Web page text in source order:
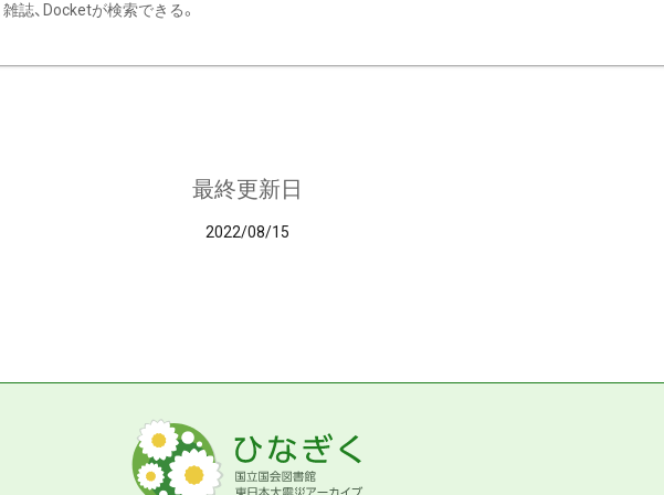
雑誌、Docketが検索できる。
最終更新日
2022/08/15